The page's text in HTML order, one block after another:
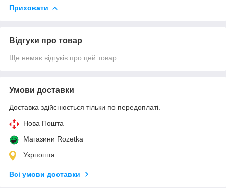
Приховати
Відгуки про товар
Ще немає відгуків про цей товар
Умови доставки
Доставка здійснюється тільки по передоплаті.
Нова Пошта
Магазини Rozetka
Укрпошта
Всі умови доставки